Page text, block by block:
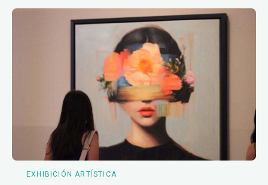
EXHIBICIÓN ARTÍSTICA